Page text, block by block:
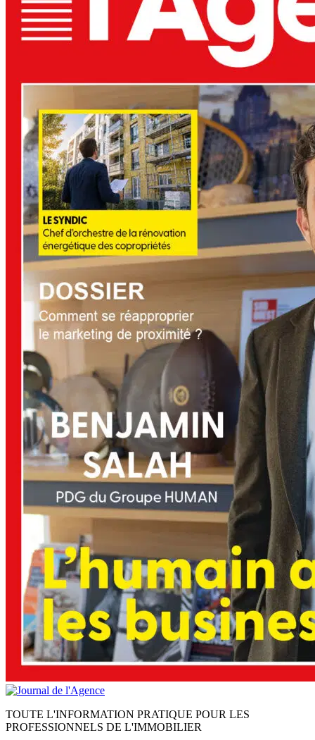
TOUTE L'INFORMATION PRATIQUE POUR LES
PROFESSIONNELS DE L'IMMOBILIER